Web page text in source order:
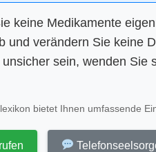
keine Medikamente
und verändern Sie keine
sein, wenden Sie
bietet Ihnen umfassende